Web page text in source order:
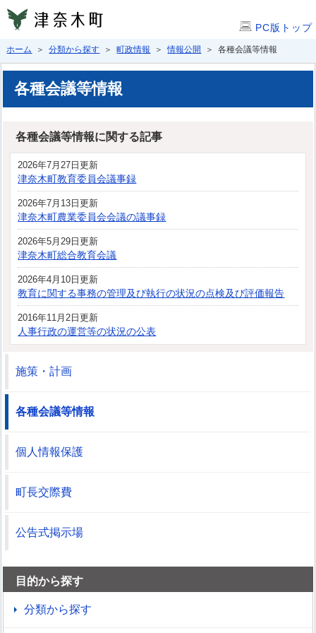
PC版トップ
ホーム ＞分類から探す ＞町政情報 ＞情報公開 ＞ 各種会議等情報
各種会議等情報
各種会議等情報に関する記事
2026年7月27日更新
津奈木町教育委員会議事録
2026年7月13日更新
津奈木町農業委員会会議の議事録
2026年5月29日更新
津奈木町総合教育会議
2026年4月10日更新
教育に関する事務の管理及び執行の状況の点検及び評価報告
2016年11月2日更新
人事行政の運営等の状況の公表
施策・計画
各種会議等情報
個人情報保護
町長交際費
公告式掲示場
目的から探す
分類から探す